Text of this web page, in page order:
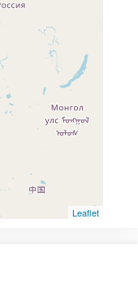
Leaflet